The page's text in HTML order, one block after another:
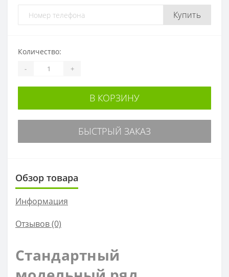
Купить
Количество:
- +
В КОРЗИНУ
БЫСТРЫЙ ЗАКАЗ
Обзор товара
Информация
Отзывов (0)
Стандартный